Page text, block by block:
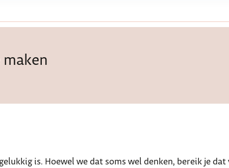
is. Hoewel we dat soms wel denken, bereik je